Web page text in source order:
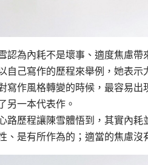
認為內耗不是壞事、適度焦慮
自己寫作的歷程來舉例，她表
寫作風格轉變的時候，最容易
另一本代表作。
路歷程讓陳雪體悟到，其實內耗
、是有所作為的；適當的焦慮沒